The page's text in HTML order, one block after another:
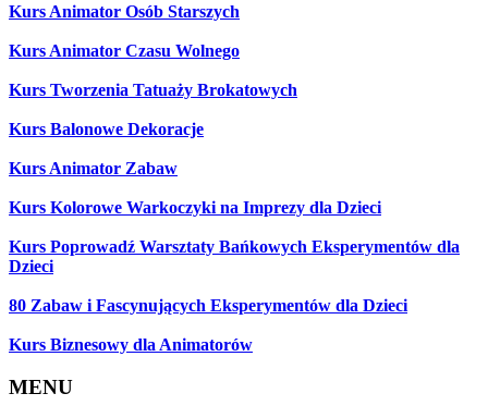
Kurs Animator Osób Starszych
Kurs Animator Czasu Wolnego
Kurs Tworzenia Tatuaży Brokatowych
Kurs Balonowe Dekoracje
Kurs Animator Zabaw
Kurs Kolorowe Warkoczyki na Imprezy dla Dzieci
Kurs Poprowadź Warsztaty Bańkowych Eksperymentów dla
Dzieci
80 Zabaw i Fascynujących Eksperymentów dla Dzieci
Kurs Biznesowy dla Animatorów
MENU